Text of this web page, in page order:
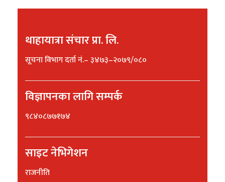
संरचना जस्ताको तस्तै रहन्छ । जसका कारण...
थाहायात्रा संचार प्रा. लि.
सूचना विभाग दर्ता नं.– ३४७३–२०७९/०८०
विज्ञापनका लागि सम्पर्क
९८४०८७७१७४
साइट नेभिगेशन
राजनीति